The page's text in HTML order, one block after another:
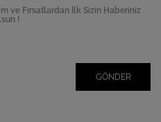
ve Fırsatlardan İlk Sizin Haberiniz
!
GÖNDER